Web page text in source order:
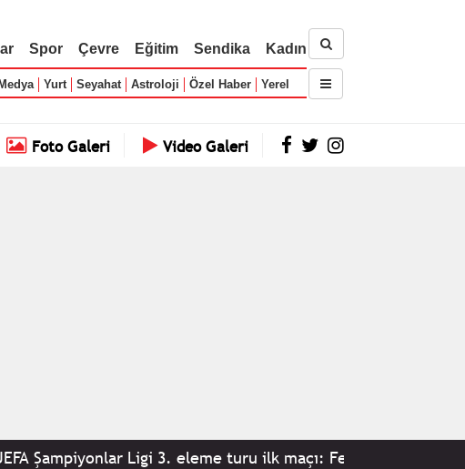
Spor Çevre Eğitim Sendika Kadın
Medya Yurt Seyahat Astroloji Özel Haber Yerel
Foto Galeri Video Galeri
Ligi 3. eleme turu ilk maçı: Fenerbahçe 2-0 Sturm Graz